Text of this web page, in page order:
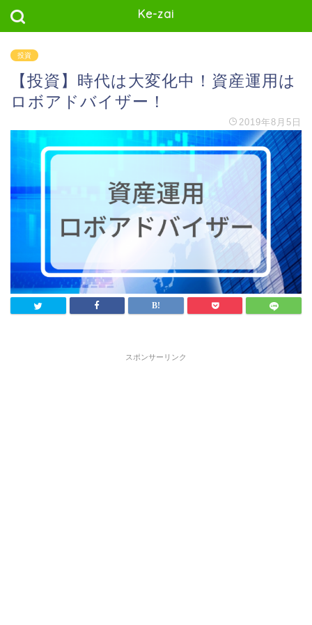
Ke-zai
投資
【投資】時代は大変化中！資産運用は
ロボアドバイザー！
2019年8月5日
スポンサーリンク